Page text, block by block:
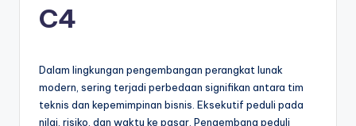
si
A
C4
Dalam lingkungan pengembangan perangkat lunak
modern, sering terjadi perbedaan signifikan antara tim
teknis dan kepemimpinan bisnis. Eksekutif peduli pada
nilai, risiko, dan waktu ke pasar. Pengembang peduli